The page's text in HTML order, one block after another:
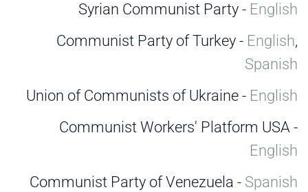
Syrian Communist Party - English
Communist Party of Turkey - English,
Spanish
Union of Communists of Ukraine - English
Communist Workers' Platform USA -
English
Communist Party of Venezuela - Spanish